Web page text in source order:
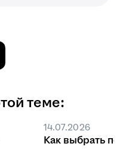
теме:
14.07.2026
Как выбрать